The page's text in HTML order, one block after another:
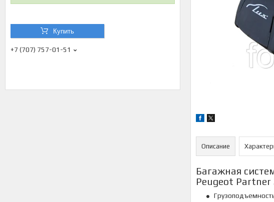
Купить
+7 (707) 757-01-51
Описание
Багажная
Peugeot Partner